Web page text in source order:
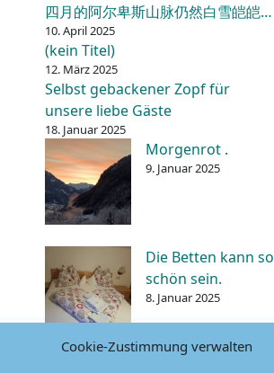
Cookie-Zustimmung verwalten
四月的阿尔卑斯山脉仍然白雪皑皑…
10. April 2025
(kein Titel)
12. März 2025
Selbst gebackener Zopf für
unsere liebe Gäste
18. Januar 2025
Morgenrot .
9. Januar 2025
Die Betten kann so
schön sein.
8. Januar 2025